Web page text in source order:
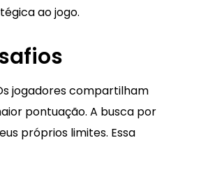
ao jogo.
jogadores compartilham
pontuação. A busca por
próprios limites. Essa